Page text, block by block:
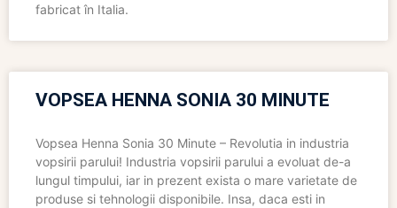
fabricat în Italia.
VOPSEA HENNA SONIA 30 MINUTE
Vopsea Henna Sonia 30 Minute – Revolutia in industria
vopsirii parului! Industria vopsirii parului a evoluat de-a
lungul timpului, iar in prezent exista o mare varietate de
produse si tehnologii disponibile. Insa, daca esti in